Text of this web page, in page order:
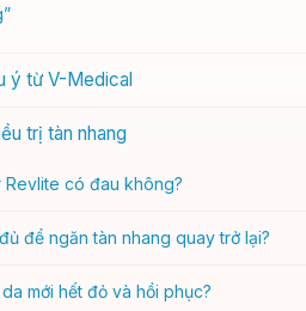
ý từ V-Medical
trị tàn nhang
có đau không?
để ngăn tàn nhang quay trở lại?
mới hết đỏ và hồi phục?